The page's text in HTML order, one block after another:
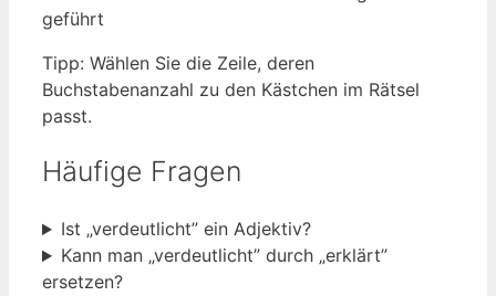
geführt
Tipp: Wählen Sie die Zeile, deren
Buchstabenanzahl zu den Kästchen im Rätsel
passt.
Häufige Fragen
Ist „verdeutlicht” ein Adjektiv?
Kann man „verdeutlicht” durch „erklärt”
ersetzen?